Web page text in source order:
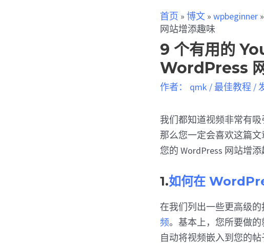
首页 »博文 »wpbeginner »
网站增添趣味
9 个有用的
WordPress
作者： qmk / 最佳教程 /
我们都知道视频非常有
那么您一定会喜欢这篇
您的 WordPress 网站增添
1.如何在
在我们列出一些更高级
频。基本上，您所要做的
自动将视频嵌入到您的帖